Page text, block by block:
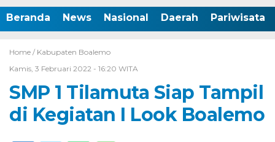
Beranda News Nasional Daerah Pariwisata
Home / Kabupaten Boalemo
Kamis, 3 Februari 2022 - 16:20 WITA
SMP 1 Tilamuta Siap Tampil
di Kegiatan I Look Boalemo